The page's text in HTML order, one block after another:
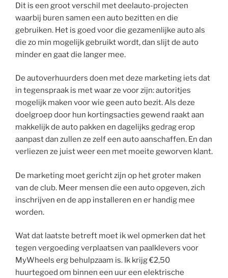
Dit is een groot verschil met deelauto-projecten
waarbij buren samen een auto bezitten en die
gebruiken. Het is goed voor die gezamenlijke auto als
die zo min mogelijk gebruikt wordt, dan slijt de auto
minder en gaat die langer mee.
De autoverhuurders doen met deze marketing iets dat
in tegenspraak is met waar ze voor zijn: autoritjes
mogelijk maken voor wie geen auto bezit. Als deze
doelgroep door hun kortingsacties gewend raakt aan
makkelijk de auto pakken en dagelijks gedrag erop
aanpast dan zullen ze zelf een auto aanschaffen. En dan
verliezen ze juist weer een met moeite geworven klant.
De marketing moet gericht zijn op het groter maken
van de club. Meer mensen die een auto opgeven, zich
inschrijven en de app installeren en er handig mee
worden.
Wat dat laatste betreft moet ik wel opmerken dat het
tegen vergoeding verplaatsen van paalklevers voor
MyWheels erg behulpzaam is. Ik krijg €2,50
huurtegoed om binnen een uur een elektrische